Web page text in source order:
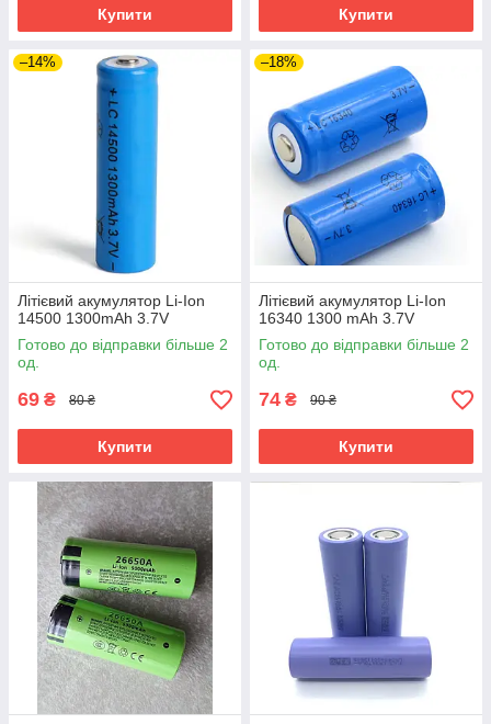
Купити Купити
–14%
Літієвий акумулятор Li-Ion
14500 1300mAh 3.7V
Готово до відправки більше 2
од.
69 ₴ 80 ₴
Купити
–18%
Літієвий акумулятор Li-Ion
16340 1300 mAh 3.7V
Готово до відправки більше 2
од.
74 ₴ 90 ₴
Купити